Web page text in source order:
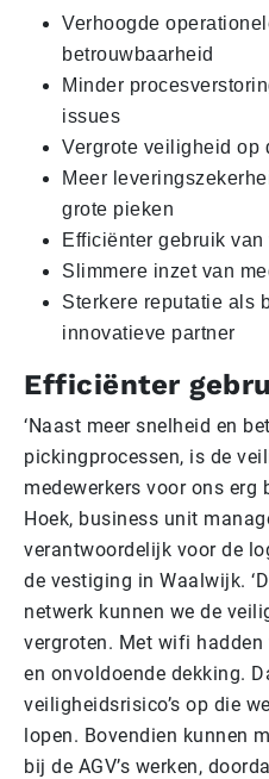
Verhoogde
betrouwbaarheid
Minder
issues
Vergrote veiligheid op
Meer
grote pieken
Efficiënter gebruik
Slimmere inzet van
Sterkere reputatie als
innovatieve partner
Efficiënter
‘Naast meer snelheid en
pickingprocessen, is de
medewerkers voor ons erg
Hoek, business unit
verantwoordelijk voor de
de vestiging in Waalwijk.
netwerk kunnen we de
vergroten. Met wifi
en onvoldoende dekking.
veiligheidsrisico’s op die
lopen. Bovendien kunnen
bij de AGV’s werken,